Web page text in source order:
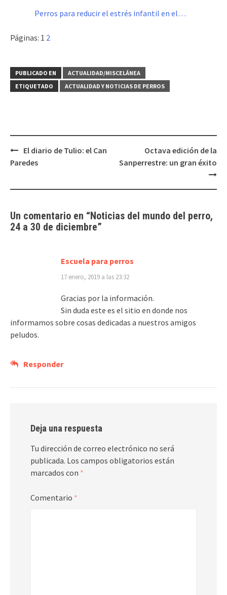
Perros para reducir el estrés infantil en el…
Páginas: 1 2
PUBLICADO EN
ACTUALIDAD/MISCELÁNEA
ETIQUETADO
ACTUALIDAD Y NOTICIAS DE PERROS
Navegación
de
El diario de Tulio: el Can
Paredes
Octava edición de la
Sanperrestre: un gran éxito
Un comentario en “Noticias del mundo del perro,
24 a 30 de diciembre”
Escuela para perros
17 enero, 2019 a las 23:32
Gracias por la información.
Sin duda este es el sitio en donde nos
informamos sobre cosas dedicadas a nuestros amigos
peludos.
Responder
Deja una respuesta
Tu dirección de correo electrónico no será
publicada. Los campos obligatorios están
marcados con *
Comentario *